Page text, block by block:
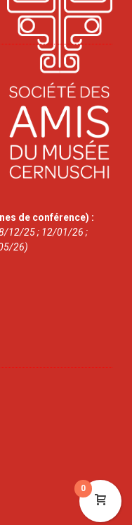
de conférence) :
12/25 ; 12/01/26 ;
26)
0